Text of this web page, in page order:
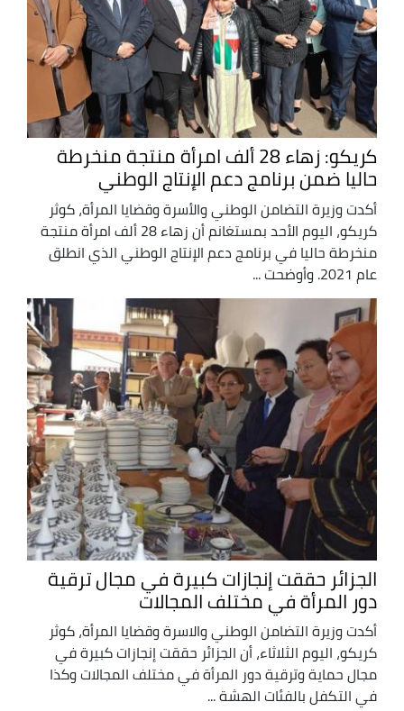
كريكو: زهاء 28 ألف امرأة منتجة منخرطة
حاليا ضمن برنامج دعم الإنتاج الوطني
أكدت وزيرة التضامن الوطني والأسرة وقضايا المرأة، كوثر
كريكو، اليوم الأحد بمستغانم أن زهاء 28 ألف امرأة منتجة
منخرطة حاليا في برنامج دعم الإنتاج الوطني الذي انطلق
عام 2021. وأوضحت ...
الجزائر حققت إنجازات كبيرة في مجال ترقية
دور المرأة في مختلف المجالات
أكدت وزيرة التضامن الوطني والاسرة وقضايا المرأة، كوثر
كريكو، اليوم الثلاثاء، أن الجزائر حققت إنجازات كبيرة في
مجال حماية وترقية دور المرأة في مختلف المجالات وكذا
في التكفل بالفئات الهشة ...